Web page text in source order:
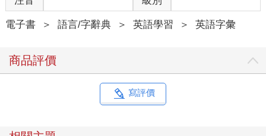
電子書 ＞ 語言/字辭典 ＞ 英語學習 ＞ 英語字彙
商品評價
寫評價